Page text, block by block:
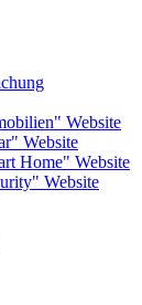
Website
Website
Home" Website
Website